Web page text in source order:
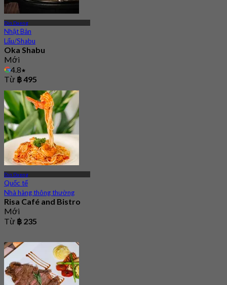
Din Daeng
Nhật Bản
Lẩu/Shabu
Oka Shabu
Mới
4.8
Từ ฿ 495
Din Daeng
Quốc tế
Nhà hàng thông thường
Risa Café and Bistro
Mới
Từ ฿ 235